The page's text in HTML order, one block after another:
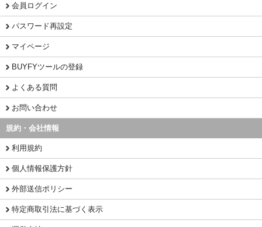
会員ログイン
パスワード再設定
マイページ
BUYFYツールの登録
よくある質問
お問い合わせ
規約・会社情報
利用規約
個人情報保護方針
外部送信ポリシー
特定商取引法に基づく表示